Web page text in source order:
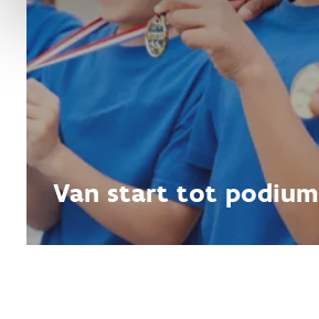
Van start tot podium